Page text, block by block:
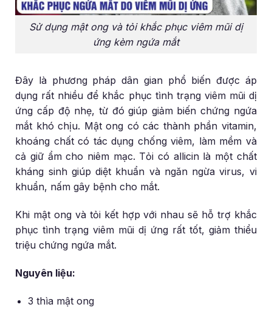
Sử dụng mật ong và tỏi khắc phục viêm mũi dị
ứng kèm ngứa mắt
Đây là phương pháp dân gian phổ biến được áp
dụng rất nhiều để khắc phục tình trạng viêm mũi dị
ứng cấp độ nhẹ, từ đó giúp giảm biến chứng ngứa
mắt khó chịu. Mật ong có các thành phần vitamin,
khoáng chất có tác dụng chống viêm, làm mềm và
cả giữ ẩm cho niêm mạc. Tỏi có allicin là một chất
kháng sinh giúp diệt khuẩn và ngăn ngừa virus, vi
khuẩn, nấm gây bệnh cho mắt.
Khi mật ong và tỏi kết hợp với nhau sẽ hỗ trợ khắc
phục tình trạng viêm mũi dị ứng rất tốt, giảm thiểu
triệu chứng ngứa mắt.
Nguyên liệu:
3 thìa mật ong